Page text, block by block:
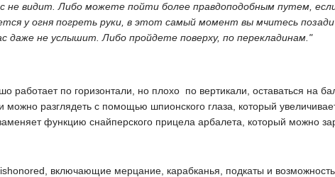
не видит. Либо можете пойти более правдоподобным путем,
у огня погреть руки, в этот самый момент вы мчитесь
даже не услышит. Либо пройдете поверху, по перекладинам."
работает по горизонтали, но плохо  по вертикали, оставаться на
можно разглядеть с помощью шпионского глаза, который
заменяет функцию снайперского прицела арбалета, который можно
включающие мерцание, карабканья, подкаты и